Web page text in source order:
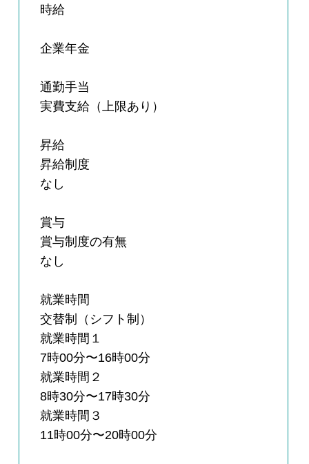
時給
企業年金
通勤手当
実費支給（上限あり）
昇給
昇給制度
なし
賞与
賞与制度の有無
なし
就業時間
交替制（シフト制）
就業時間１
7時00分〜16時00分
就業時間２
8時30分〜17時30分
就業時間３
11時00分〜20時00分